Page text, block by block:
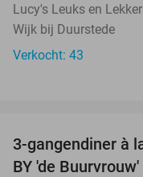
Lucy's Leuks en
Wijk bij Duurstede
Verkocht: 43
3-gangendiner à
BY 'de Buurvrouw'